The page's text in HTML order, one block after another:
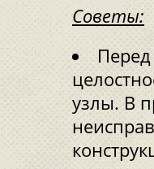
Советы:
узлы. В